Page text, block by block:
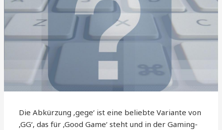
Die Abkürzung ‚gege‘ ist eine beliebte Variante von
‚GG‘, das für ‚Good Game‘ steht und in der Gaming-